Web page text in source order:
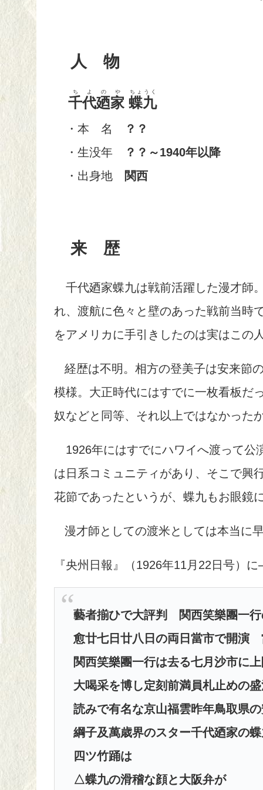
人 物
千代廼家
ちよのや
蝶九
ちょうく
・本 名
？？
・生没年
？？～1940年以降
・出身地
関西
来 歴
千代廼家蝶九は戦前活躍した漫才師
れ、渡航に色々と壁のあった戦前当時
をアメリカに手引きしたのは実はこの
経歴は不明。相方の登美子は安来節
模様。大正時代にはすでに一枚看板だ
奴などと同等、それ以上ではなかった
1926年にはすでにハワイへ渡って公
は日系コミュニティがあり、そこで興
花節であったというが、蝶九もお眼鏡
漫才師としての渡米としては本当に
『央州日報』（1926年11月22日号）
藝者揃ひで大評判 関西笑樂團一
愈廿七日廿八日の両日當市で開演
関西笑樂團一行は去る七月沙市に
大喝采を博し定刻前満員札止めの
読みで有名な京山福雲昨年鳥取県
綱子及萬歳界のスター千代廼家の
四ツ竹踊は
△蝶九の滑稽な顔と大阪弁が